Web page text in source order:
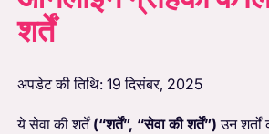
शर्तें
अपडेट की तिथि: 19 दिसंबर, 2025
ये सेवा की शर्तें(“शर्तें”, “सेवा की शर्तें”) उन